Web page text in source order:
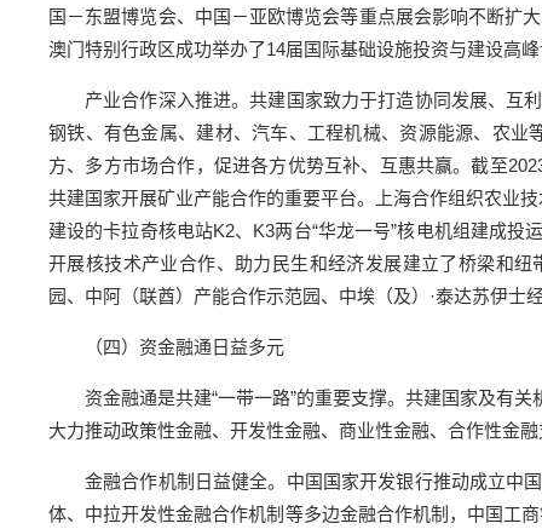
国－东盟博览会、中国－亚欧博览会等重点展会影响不断扩
澳门特别行政区成功举办了14届国际基础设施投资与建设高
产业合作深入推进。共建国家致力于打造协同发展、互
钢铁、有色金属、建材、汽车、工程机械、资源能源、农
方、多方市场合作，促进各方优势互补、互惠共赢。截至
共建国家开展矿业产能合作的重要平台。上海合作组织农业
建设的卡拉奇核电站K2、K3两台“华龙一号”核电机组建成
开展核技术产业合作、助力民生和经济发展建立了桥梁和
园、中阿（联酋）产能合作示范园、中埃（及）·泰达苏伊士
（四）资金融通日益多元
资金融通是共建“一带一路”的重要支撑。共建国家及有
大力推动政策性金融、开发性金融、商业性金融、合作性金
金融合作机制日益健全。中国国家开发银行推动成立中
体、中拉开发性金融合作机制等多边金融合作机制，中国工